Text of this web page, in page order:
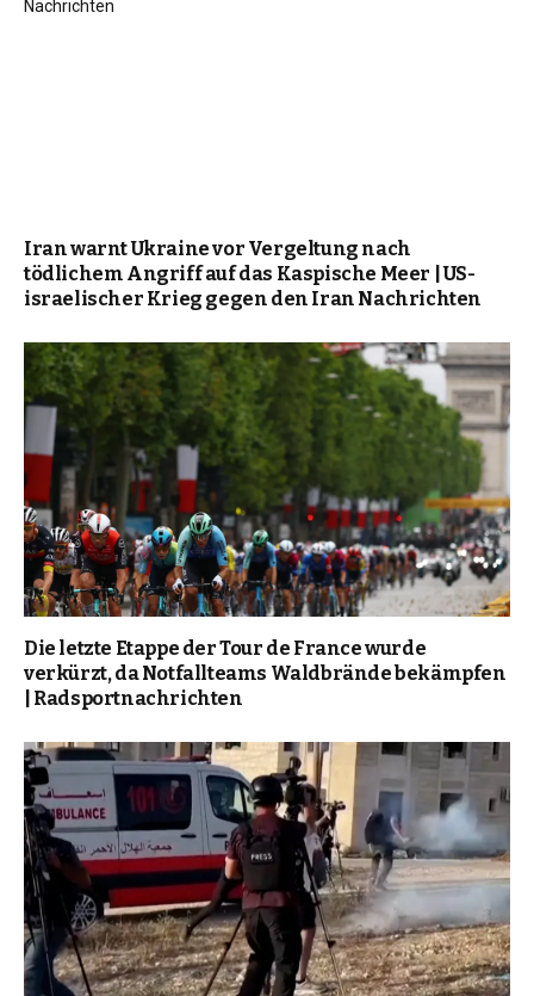
Iran warnt Ukraine vor Vergeltung nach
tödlichem Angriff auf das Kaspische Meer | US-
israelischer Krieg gegen den Iran Nachrichten
Die letzte Etappe der Tour de France wurde
verkürzt, da Notfallteams Waldbrände bekämpfen
| Radsportnachrichten